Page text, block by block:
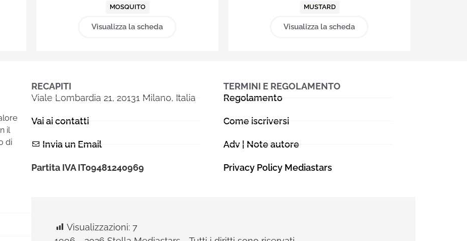
MOSQUITO
Visualizza la scheda
MUSTARD
Visualizza la scheda
il
di
RECAPITI
Viale Lombardia 21, 20131 Milano, Italia
Vai ai contatti
Invia un Email
Partita IVA IT09481240969
TERMINI E REGOLAMENTO
Regolamento
Come iscriversi
Adv | Note autore
Privacy Policy Mediastars
Visualizzazioni: 7